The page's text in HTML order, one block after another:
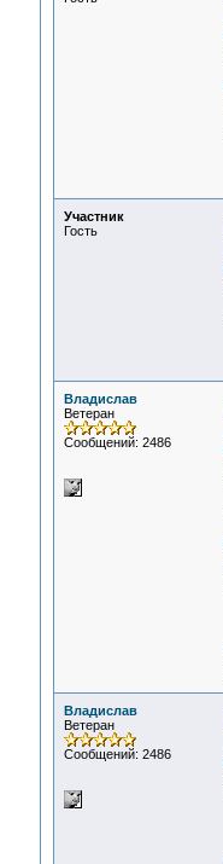
Участник
Гость
Владислав
Ветеран
Сообщений: 2486
Владислав
Ветеран
Сообщений: 2486